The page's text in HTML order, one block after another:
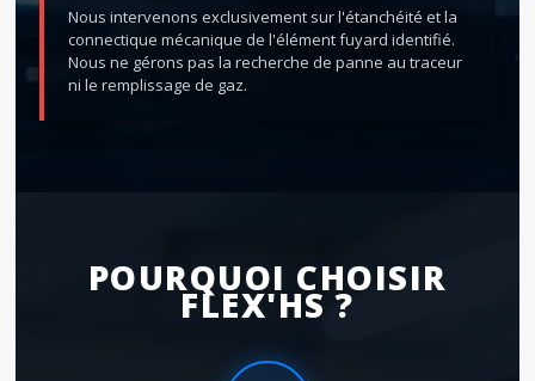
Nous intervenons exclusivement sur l'étanchéité et la
connectique mécanique de l'élément fuyard identifié.
Nous ne gérons pas la recherche de panne au traceur
ni le remplissage de gaz.
POURQUOI CHOISIR
FLEX'HS ?